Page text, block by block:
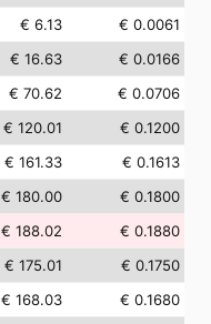
€ 6.13
€ 0.0061
€ 16.63
€ 0.0166
€ 70.62
€ 0.0706
€ 120.01
€ 0.1200
€ 161.33
€ 0.1613
€ 180.00
€ 0.1800
€ 188.02
€ 0.1880
€ 175.01
€ 0.1750
€ 168.03
€ 0.1680